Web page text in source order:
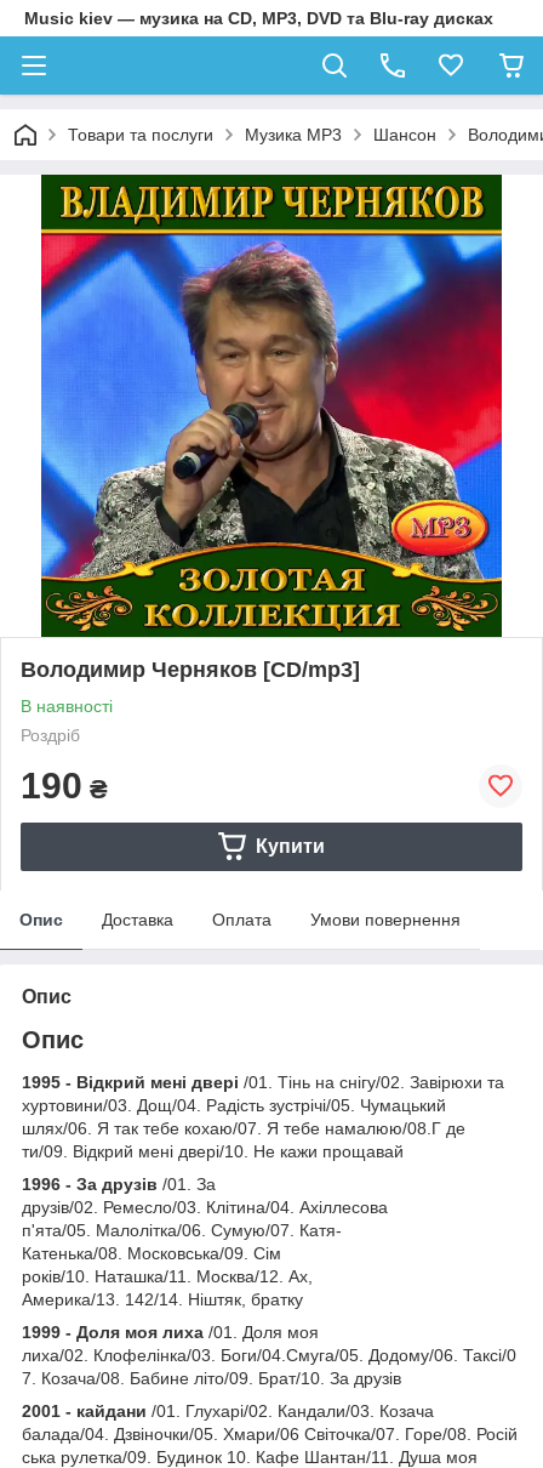
Music kiev — музика на CD, MP3, DVD та Blu-ray дисках
Товари та послуги Музика MP3 Шансон
Володимир Черняков [CD/mp3]
В наявності
Роздріб
190 ₴
Купити
Опис Доставка Оплата Умови повернення
Опис
Опис
1995 - Відкрий мені двері /01. Тінь на снігу/02. Завірюхи та
хуртовини/03. Дощ/04. Радість зустрічі/05. Чумацький
шлях/06. Я так тебе кохаю/07. Я тебе намалюю/08.Г де
ти/09. Відкрий мені двері/10. Не кажи прощавай
1996 - За друзів /01. За
друзів/02. Ремесло/03. Клітина/04. Ахіллесова
п'ята/05. Малолітка/06. Сумую/07. Катя-
Катенька/08. Московська/09. Сім
років/10. Наташка/11. Москва/12. Ах,
Америка/13. 142/14. Ніштяк, братку
1999 - Доля моя лиха /01. Доля моя
лиха/02. Клофелінка/03. Боги/04.Смуга/05. Додому/06. Таксі/0
7. Козача/08. Бабине літо/09. Брат/10. За друзів
2001 - кайдани /01. Глухарі/02. Кандали/03. Козача
балада/04. Дзвіночки/05. Хмари/06 Світочка/07. Горе/08. Росій
ська рулетка/09. Будинок 10. Кафе Шантан/11. Душа моя